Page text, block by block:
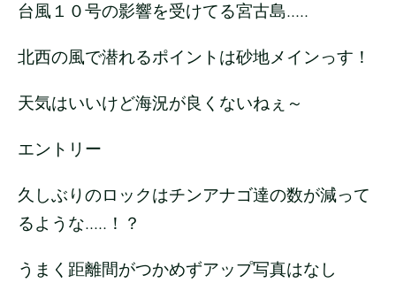
台風１０号の影響を受けてる宮古島.....
北西の風で潜れるポイントは砂地メインっす！
天気はいいけど海況が良くないねぇ～
エントリー
久しぶりのロックはチンアナゴ達の数が減って
るような.....！？
うまく距離間がつかめずアップ写真はなし